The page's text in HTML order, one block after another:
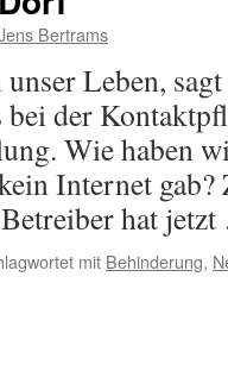
Bertrams
Leben,
der
Wie haben
Internet
hat
mit Behinderung,